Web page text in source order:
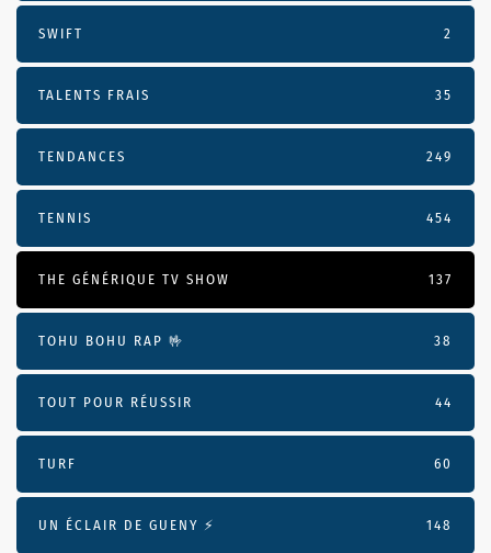
SWIFT 2
TALENTS FRAIS 35
TENDANCES 249
TENNIS 454
THE GÉNÉRIQUE TV SHOW 137
TOHU BOHU RAP 🤟 38
TOUT POUR RÉUSSIR 44
TURF 60
UN ÉCLAIR DE GUENY ⚡️ 148